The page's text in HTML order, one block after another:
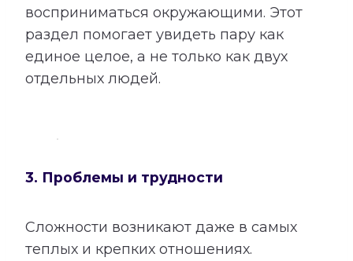
восприниматься окружающими. Этот
раздел помогает увидеть пару как
единое целое, а не только как двух
отдельных людей.
3. Проблемы и трудности
Сложности возникают даже в самых
теплых и крепких отношениях.